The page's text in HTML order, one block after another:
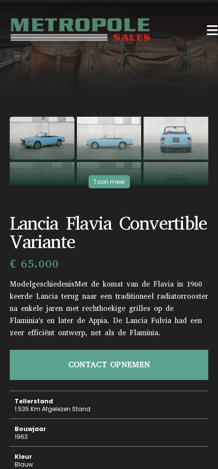
‹ ›
Toon meer
Lancia Flavia Convertible
Variante
€ 65.000
ModelgeschiedenisMet de komst van de Flavia in 1960
keerde Lancia terug naar een traditioneel radiatorrooster
na enkele jaren met rechthoekige grilles op de
Flaminia's en later de Appia. De Lancia Fulvia had een
zeer efficiënt ontwerp, net als de Flaminia.
CONTACT OPNEMEN
Tellerstand
1.535 Km Afgelezen Stand
Bouwjaar
1963
Kleur
Blauw